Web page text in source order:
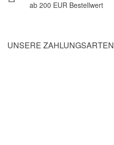
ab 200 EUR Bestellwert
UNSERE ZAHLUNGSARTEN